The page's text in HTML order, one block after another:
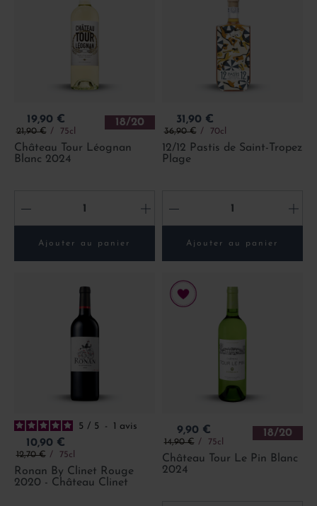
Prix
19,90 €
Prix de base
21,90 € 75cl
18/20
Château Tour Léognan
Blanc 2024
- +
Ajouter au panier
Prix
31,90 €
Prix de base
36,90 € 70cl
12/12 Pastis de Saint-Tropez
Plage
- +
Ajouter au panier
5 / 5 - 1 avis
Prix
10,90 €
Prix de base
12,70 € 75cl
Ronan By Clinet Rouge
2020 - Château Clinet
Prix
9,90 €
Prix de base
14,90 € 75cl
18/20
Château Tour Le Pin Blanc
2024